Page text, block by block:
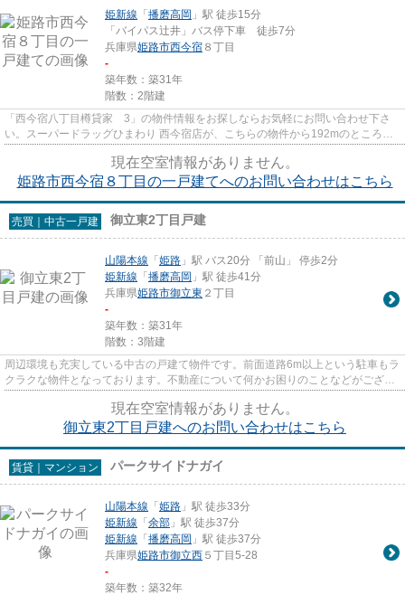
姫新線 「播磨高岡 」駅 徒歩15分
「バイパス辻井」バス停下車 徒歩7分
兵庫県姫路市西今宿 ８丁目
-
築年数：築31年
階数：2階建
「西今宿八丁目樽貸家 3」の物件情報をお探しならお気軽にお問い合わせ下さ
い。スーパードラッグひまわり 西今宿店が、こちらの物件から192mのところに
あります。こちらは一戸建ての...
現在空室情報がありません。
姫路市西今宿８丁目の一戸建てへのお問い合わせはこちら
売買｜中古一戸建 御立東2丁目戸建
山陽本線 「姫路 」駅 バス20分 「前山」 停歩2分
姫新線 「播磨高岡 」駅 徒歩41分
兵庫県姫路市御立東 ２丁目
-
築年数：築31年
階数：3階建
周辺環境も充実している中古の戸建て物件です。前面道路6m以上という駐車もラ
クラクな物件となっております。不動産について何かお困りのことなどがござい
ましたら、山陽本線姫路周辺...
現在空室情報がありません。
御立東2丁目戸建へのお問い合わせはこちら
賃貸｜マンション パークサイドナガイ
山陽本線 「姫路 」駅 徒歩33分
姫新線 「余部 」駅 徒歩37分
姫新線 「播磨高岡 」駅 徒歩37分
兵庫県姫路市御立西 ５丁目5-28
-
築年数：築32年